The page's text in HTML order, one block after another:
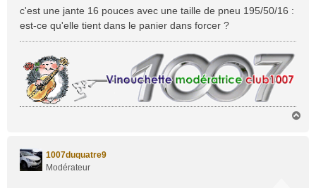
a
g
c'est une jante 16 pouces avec une taille de pneu 195/50/16 :
est-ce qu'elle tient dans le panier dans forcer ?
1007duquatre9
Modérateur